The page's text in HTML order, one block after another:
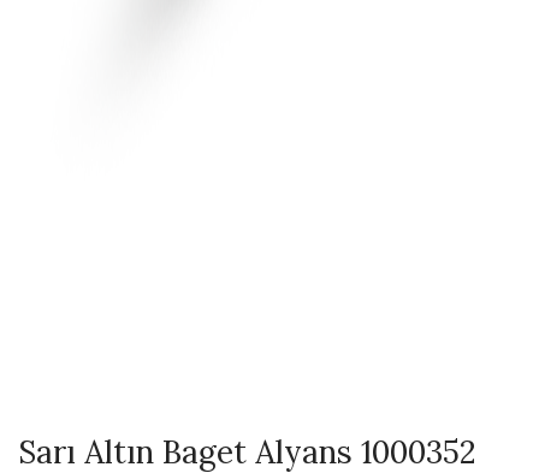
Sarı Altın Baget Alyans 1000352